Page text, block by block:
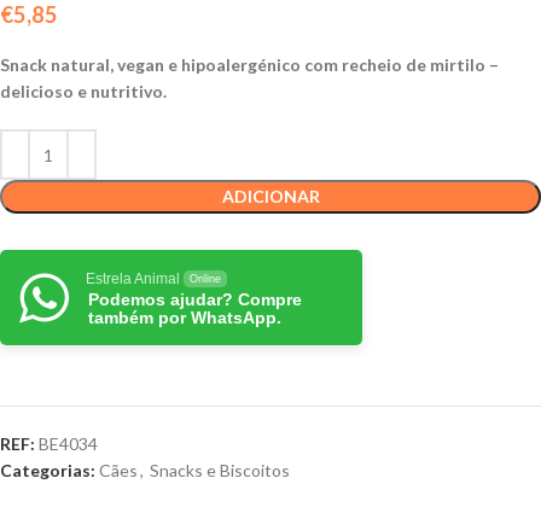
€5,85
Snack natural, vegan e hipoalergénico com recheio de mirtilo –
delicioso e nutritivo.
ADICIONAR
Estrela Animal Online
Podemos ajudar? Compre
também por WhatsApp.
REF: BE4034
Categorias: Cães, Snacks e Biscoitos